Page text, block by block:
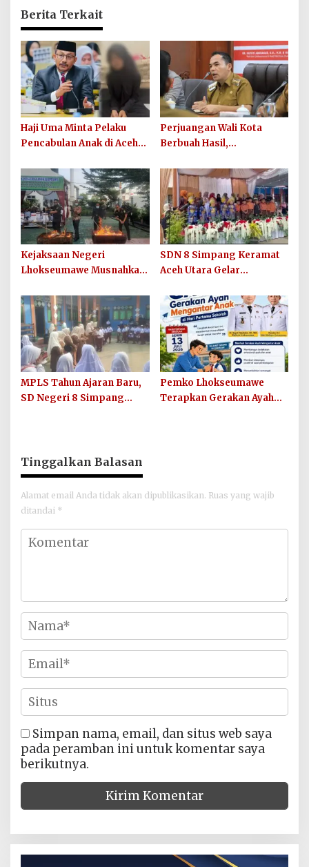
Berita Terkait
Haji Uma Minta Pelaku
Pencabulan Anak di Aceh
Hukum, Sesuai UU Nomor
12 Tahun 2022 Tentang
TPKS
Perjuangan Wali Kota
Berbuah Hasil,
Tambahan DAU Rp86,95
Miliar untuk Perkuat
Belanja ASN 2026
Kejaksaan Negeri
Lhokseumawe Musnahkan
Berkekuatan Hukum Tetap
dan Sosialisasikan Lelang
Barang Rampasan
SDN 8 Simpang Keramat
Aceh Utara Gelar
Tahun Ajaran 2026/2027
MPLS Tahun Ajaran Baru,
SD Negeri 8 Simpang
Pemko Lhokseumawe
Terapkan Gerakan Ayah
Tinggalkan Balasan
Alamat email Anda tidak akan dipublikasikan. Ruas yang wajib
ditandai *
Simpan nama, email, dan situs web saya
pada peramban ini untuk komentar saya
berikutnya.